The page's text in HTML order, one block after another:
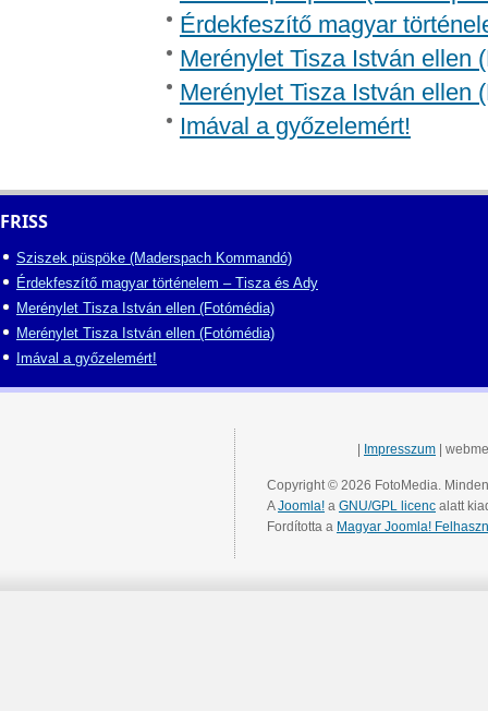
Érdekfeszítő magyar
Merénylet Tisza István ellen
Merénylet Tisza István ellen
Imával a győzelemért!
FRISS
Sziszek püspöke (Maderspach Kommandó)
Érdekfeszítő magyar történelem – Tisza és Ady
Merénylet Tisza István ellen (Fotómédia)
Merénylet Tisza István ellen (Fotómédia)
Imával a győzelemért!
Impresszum |
Copyright © 2026 FotoMedia.
AJoomla! a GNU/GPL licenc alatt
Fordította a Magyar Joomla!